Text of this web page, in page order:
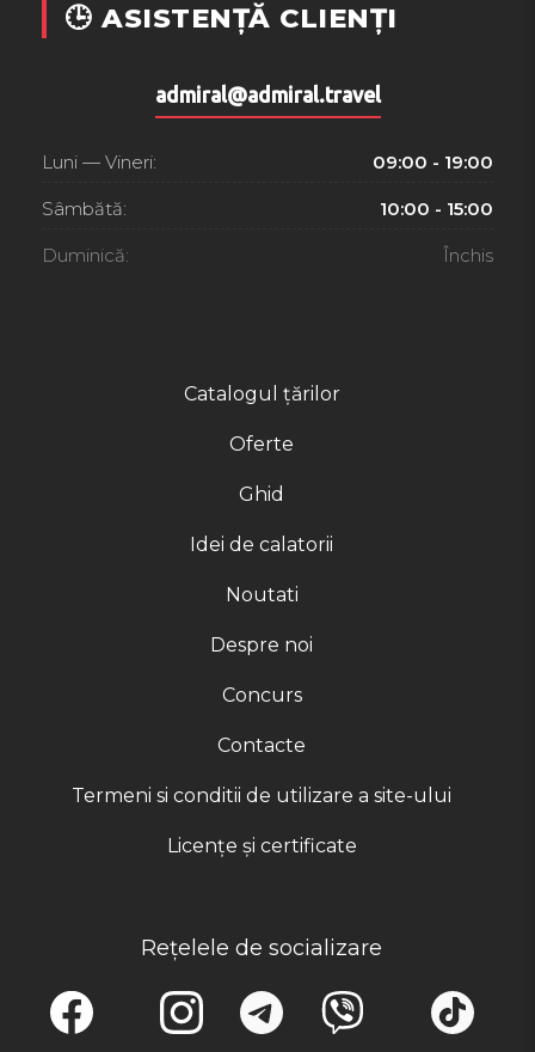
Catalogul țărilor
Oferte
Ghid
Idei de calatorii
Noutati
Despre noi
Concurs
Contacte
Termeni si conditii de utilizare a site-ului
Licențe și certificate
Rețelele de socializare
🕒 ASISTENȚĂ CLIENȚI
admiral@admiral.travel
Luni — Vineri: 09:00 - 19:00
Sâmbătă: 10:00 - 15:00
Duminică: Închis